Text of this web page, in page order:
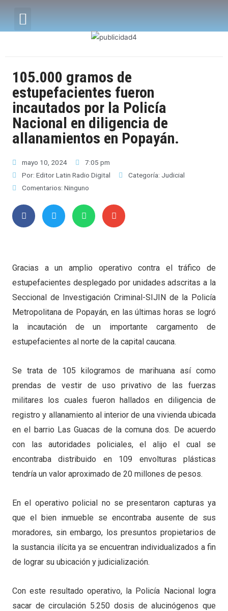
105.000 gramos de
estupefacientes fueron
incautados por la Policía
Nacional en diligencia de
allanamientos en Popayán.
mayo 10, 2024
7:05 pm
Por: Editor Latin Radio Digital Categoría: Judicial
Comentarios: Ninguno
Gracias a un amplio operativo contra el tráfico de
estupefacientes desplegado por unidades adscritas a la
Seccional de Investigación Criminal-SIJIN de la Policía
Metropolitana de Popayán, en las últimas horas se logró
la incautación de un importante cargamento de
estupefacientes al norte de la capital caucana.
Se trata de 105 kilogramos de marihuana así como
prendas de vestir de uso privativo de las fuerzas
militares los cuales fueron hallados en diligencia de
registro y allanamiento al interior de una vivienda ubicada
en el barrio Las Guacas de la comuna dos. De acuerdo
con las autoridades policiales, el alijo el cual se
encontraba distribuido en 109 envolturas plásticas
tendría un valor aproximado de 20 millones de pesos.
En el operativo policial no se presentaron capturas ya
que el bien inmueble se encontraba ausente de sus
moradores, sin embargo, los presuntos propietarios de
la sustancia ilícita ya se encuentran individualizados a fin
de lograr su ubicación y judicialización.
Con este resultado operativo, la Policía Nacional logra
sacar de circulación 5.250 dosis de alucinógenos que